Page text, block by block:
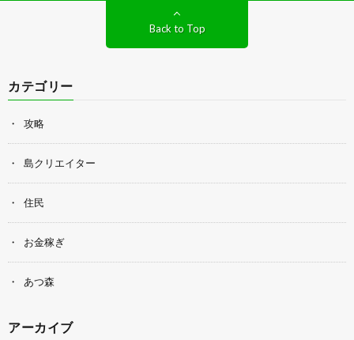
Back to Top
カテゴリー
攻略
島クリエイター
住民
お金稼ぎ
あつ森
アーカイブ